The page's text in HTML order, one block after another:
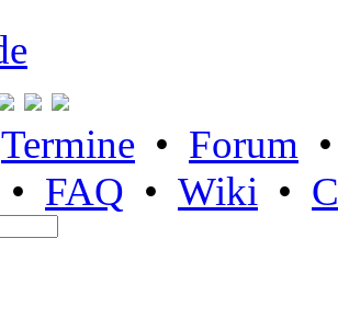
Termine • Forum
• FAQ • Wiki •